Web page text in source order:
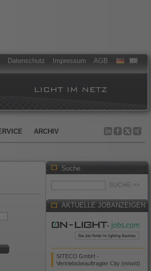
Datenschutz Impressum AGB
ARCHIV
Suche
AKTUELLE JOBANZEIGEN
SITECO GmbH -
Vertriebsbeauftragter City (m/w/d)